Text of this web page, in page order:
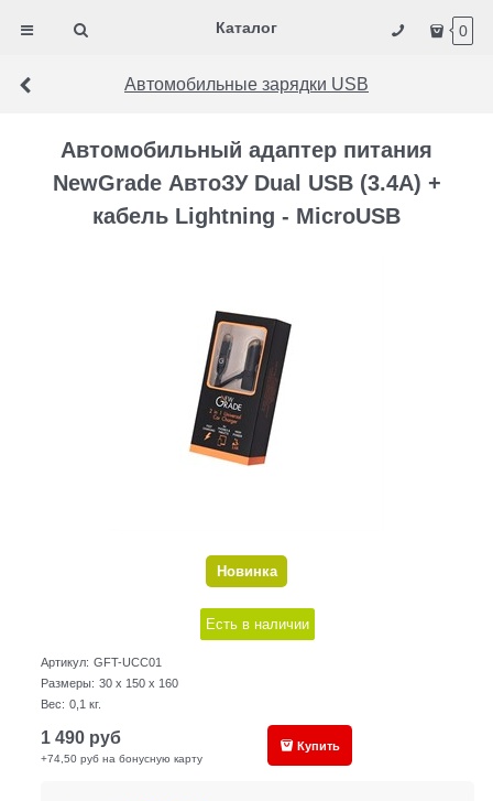
Каталог 0
Автомобильные зарядки USB
Автомобильный адаптер питания
NewGrade АвтоЗУ Dual USB (3.4A) +
кабель Lightning - MicroUSB
Новинка
Есть в наличии
Артикул: GFT-UCC01
Размеры: 30 x 150 x 160
Вес: 0,1 кг.
1 490 руб
+74,50 руб на бонусную карту
Купить